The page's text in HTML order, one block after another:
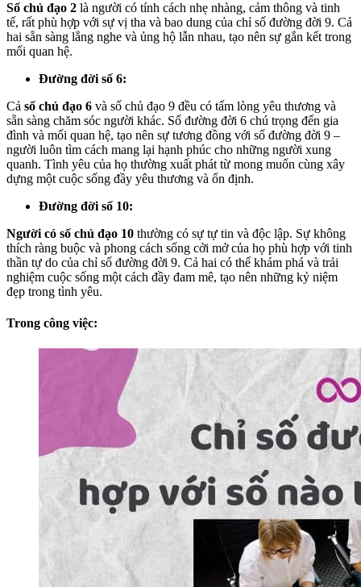
Số chủ đạo 2 là người có tính cách nhẹ nhàng, cảm thông và tinh
tế, rất phù hợp với sự vị tha và bao dung của chỉ số đường đời 9. Cả
hai sẵn sàng lắng nghe và ủng hộ lẫn nhau, tạo nên sự gắn kết trong
mối quan hệ.
Đường đời số 6:
Cả số chủ đạo 6 và số chủ đạo 9 đều có tấm lòng yêu thương và
sẵn sàng chăm sóc người khác. Số đường đời 6 chú trọng đến gia
đình và mối quan hệ, tạo nên sự tương đồng với số đường đời 9 –
người luôn tìm cách mang lại hạnh phúc cho những người xung
quanh. Tình yêu của họ thường xuất phát từ mong muốn cùng xây
dựng một cuộc sống đầy yêu thương và ổn định.
Đường đời số 10:
Người có số chủ đạo 10 thường có sự tự tin và độc lập. Sự không
thích ràng buộc và phong cách sống cởi mở của họ phù hợp với tinh
thần tự do của chỉ số đường đời 9. Cả hai có thể khám phá và trải
nghiệm cuộc sống một cách đầy đam mê, tạo nên những kỷ niệm
đẹp trong tình yêu.
Trong công việc: